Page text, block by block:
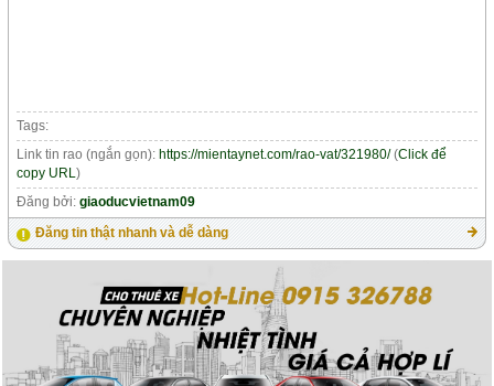
Tags:
Link tin rao (ngắn gọn): https://mientaynet.com/rao-vat/321980/(Click để
copy URL)
Đăng bởi:giaoducvietnam09
Đăng tin thật nhanh và dễ dàng